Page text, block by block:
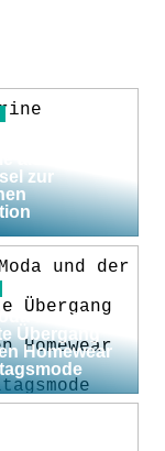
als
zur
und der
Übergang
Homewear